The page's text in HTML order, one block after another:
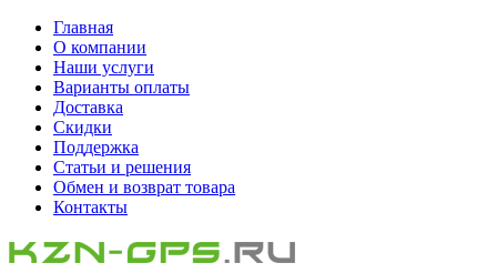
Главная
О компании
Наши услуги
Варианты оплаты
Доставка
Скидки
Поддержка
Статьи и решения
Обмен и возврат товара
Контакты